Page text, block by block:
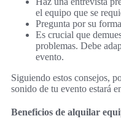
el equipo que se
Pregunta por su
Es crucial que
problemas. Debe
evento.
Siguiendo estos consejos,
sonido de tu evento estará
Beneficios de alquilar